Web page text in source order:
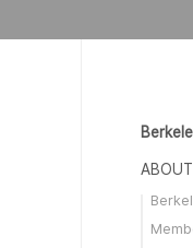
ABOUT